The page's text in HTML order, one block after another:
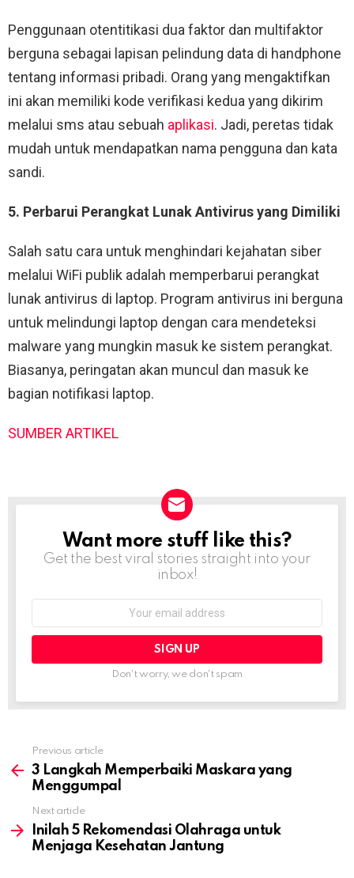
Penggunaan otentitikasi dua faktor dan multifaktor
berguna sebagai lapisan pelindung data di handphone
tentang informasi pribadi. Orang yang mengaktifkan
ini akan memiliki kode verifikasi kedua yang dikirim
melalui sms atau sebuah aplikasi. Jadi, peretas tidak
mudah untuk mendapatkan nama pengguna dan kata
sandi.
5. Perbarui Perangkat Lunak Antivirus yang Dimiliki
Salah satu cara untuk menghindari kejahatan siber
melalui WiFi publik adalah memperbarui perangkat
lunak antivirus di laptop. Program antivirus ini berguna
untuk melindungi laptop dengan cara mendeteksi
malware yang mungkin masuk ke sistem perangkat.
Biasanya, peringatan akan muncul dan masuk ke
bagian notifikasi laptop.
SUMBER ARTIKEL
NEWSLETTER
Want more stuff like this?
Get the best viral stories straight into your
inbox!
Don't worry, we don't spam
more
Previous article
3 Langkah Memperbaiki Maskara yang
Menggumpal
Next article
Inilah 5 Rekomendasi Olahraga untuk
Menjaga Kesehatan Jantung